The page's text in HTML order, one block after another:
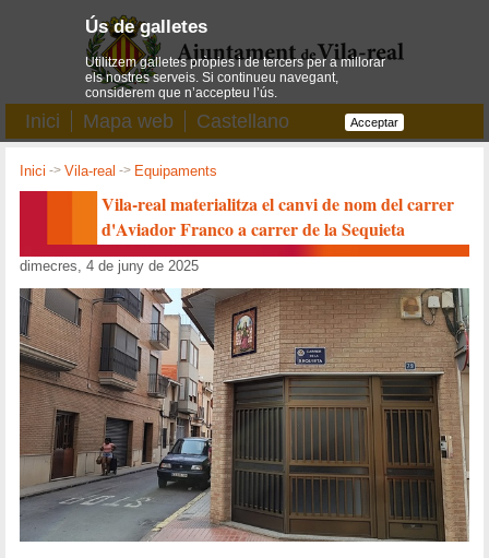
Inici Mapa web Castellano
Inici ->Vila-real -> Equipaments
Vila-real materialitza el canvi de nom del carrer
d'Aviador Franco a carrer de la Sequieta
dimecres, 4 de juny de 2025
Ús de galletes
Utilitzem galletes pròpies i de tercers per a millorar
els nostres serveis. Si continueu navegant,
considerem que n’accepteu l’ús.
Acceptar